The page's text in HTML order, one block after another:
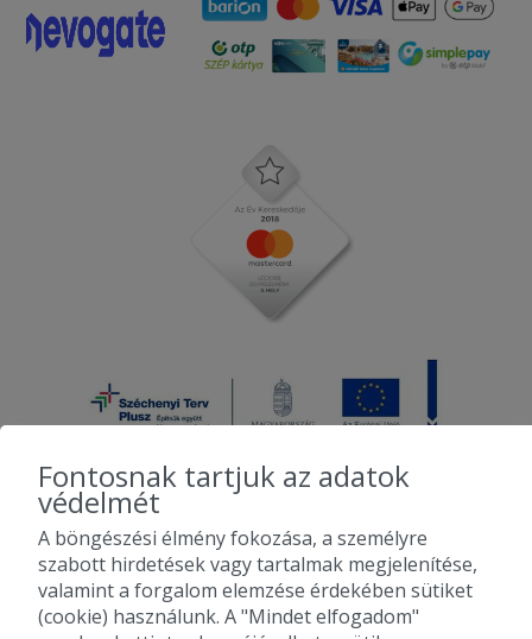
2010-2026 Copyright - Falatozz.hu - Diston-line Kft.
Pizza, gyros, hamburger, menük kedvező áron, egy helyen az összes
étterem ajánlata.
Fontosnak tartjuk az adatok
védelmét
A böngészési élmény fokozása, a személyre
szabott hirdetések vagy tartalmak megjelenítése,
valamint a forgalom elemzése érdekében sütiket
(cookie) használunk. A "Mindet elfogadom"